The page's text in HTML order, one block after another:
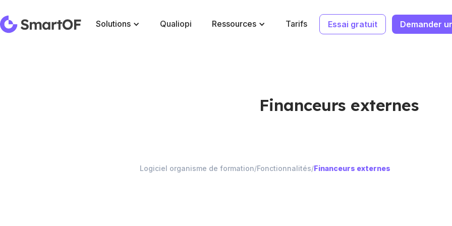
Solutions Qualiopi Ressources Tarifs Essai gratuit Demander
Financeurs externes
Logiciel organisme de formation/Fonctionnalités/Financeurs externes